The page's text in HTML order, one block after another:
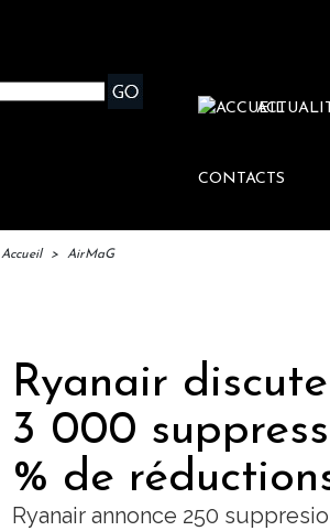
CONTACTS
Accueil > AirMaG
Ryanair
3 000
% de
Ryanair annonce 250